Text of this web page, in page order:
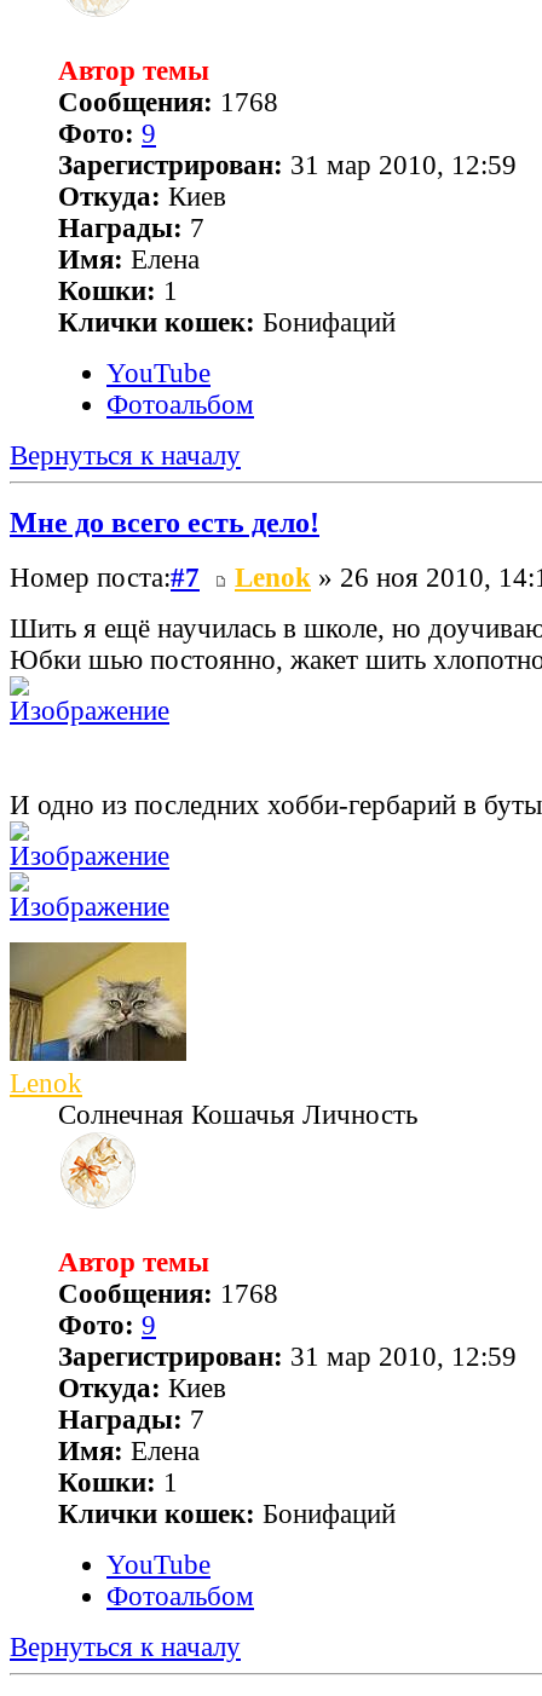
Автор темы
Сообщения: 1768
Фото: 9
Зарегистрирован: 31 мар 2010, 12:59
Откуда: Киев
Награды: 7
Имя: Елена
Кошки: 1
Клички кошек: Бонифаций
YouTube
Фотоальбом
Вернуться к началу
Мне до всего есть дело!
Номер поста:#7 Lenok » 26 ноя 2010,
Шить я ещё научилась в школе, но
Юбки шью постоянно, жакет шить
И одно из последних хобби-гербарий в
Lenok
Солнечная Кошачья Личность
Автор темы
Сообщения: 1768
Фото: 9
Зарегистрирован: 31 мар 2010, 12:59
Откуда: Киев
Награды: 7
Имя: Елена
Кошки: 1
Клички кошек: Бонифаций
YouTube
Фотоальбом
Вернуться к началу